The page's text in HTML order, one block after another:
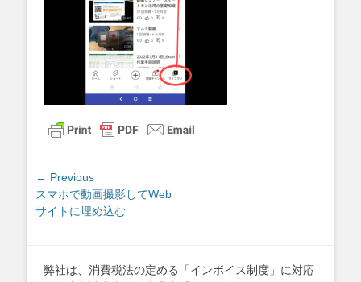
投
稿
ナ
ー
← Previous
Previous
post:
スマホで動画撮影してWeb
サイトに埋め込む
弊社は、消費税法の定める「インボイス制度」に対応